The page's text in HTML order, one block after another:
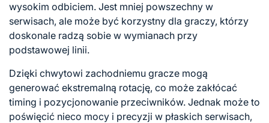
wysokim odbiciem. Jest mniej powszechny w
serwisach, ale może być korzystny dla graczy, którzy
doskonale radzą sobie w wymianach przy
podstawowej linii.
Dzięki chwytowi zachodniemu gracze mogą
generować ekstremalną rotację, co może zakłócać
timing i pozycjonowanie przeciwników. Jednak może to
poświęcić nieco mocy i precyzji w płaskich serwisach,